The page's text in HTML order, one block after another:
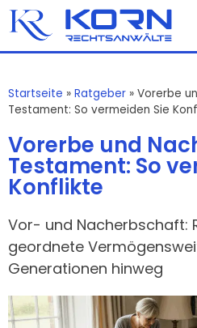
Startseite » Ratgeber » Vorerbe
Testament: So vermeiden Sie
Vorerbe und
Testament: So
Konflikte
Vor- und Nacherbschaft:
geordnete
Generationen hinweg